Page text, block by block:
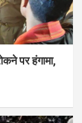
पर हंगामा,